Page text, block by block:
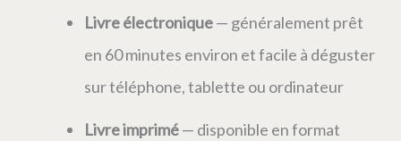
Livre électronique— généralement prêt
en 60 minutes environ et facile à déguster
sur téléphone, tablette ou ordinateur
Livre imprimé— disponible en format